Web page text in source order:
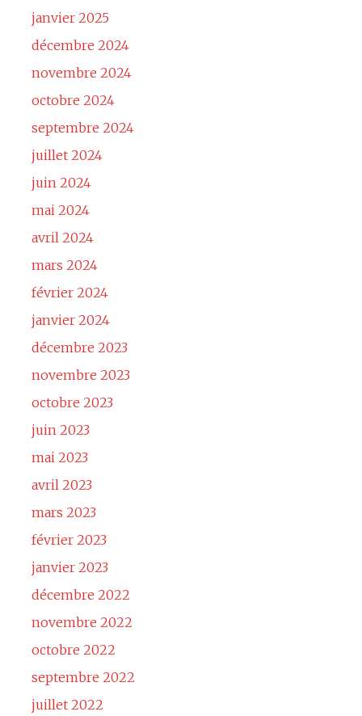
janvier 2025
décembre 2024
novembre 2024
octobre 2024
septembre 2024
juillet 2024
juin 2024
mai 2024
avril 2024
mars 2024
février 2024
janvier 2024
décembre 2023
novembre 2023
octobre 2023
juin 2023
mai 2023
avril 2023
mars 2023
février 2023
janvier 2023
décembre 2022
novembre 2022
octobre 2022
septembre 2022
juillet 2022